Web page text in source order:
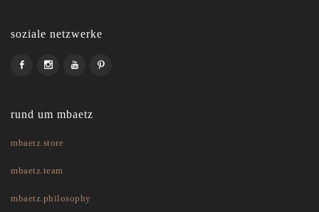
soziale netzwerke
rund um mbaetz
mbaetz.store
mbaetz.team
mbaetz.philosophy